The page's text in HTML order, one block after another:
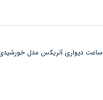
ساعت دیواری آتریکس مدل خورشیدی